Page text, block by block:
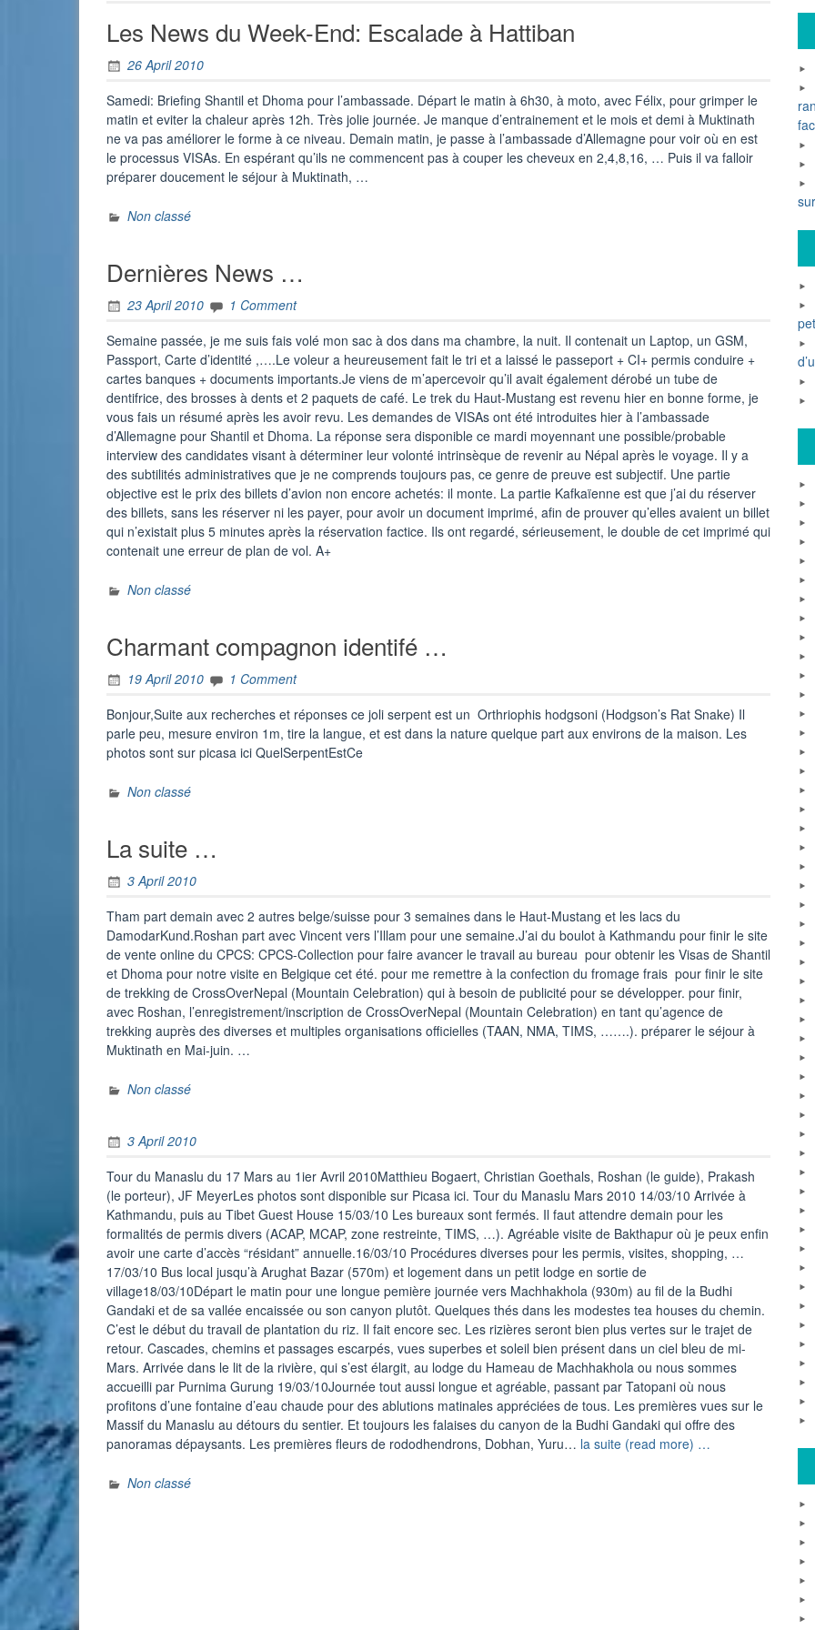
Les News du Week-End: Escalade à Hattiban
26 April 2010
Samedi: Briefing Shantil et Dhoma pour l’ambassade. Départ le matin à 6h30, à moto, avec Félix, pour grimper le
matin et eviter la chaleur après 12h. Très jolie journée. Je manque d’entrainement et le mois et demi à Muktinath
ne va pas améliorer le forme à ce niveau. Demain matin, je passe à l’ambassade d’Allemagne pour voir où en est
le processus VISAs. En espérant qu’ils ne commencent pas à couper les cheveux en 2,4,8,16, … Puis il va falloir
préparer doucement le séjour à Muktinath, …
Non classé
Dernières News …
23 April 2010
1 Comment
Semaine passée, je me suis fais volé mon sac à dos dans ma chambre, la nuit. Il contenait un Laptop, un GSM,
Passport, Carte d’identité ,….Le voleur a heureusement fait le tri et a laissé le passeport + CI+ permis conduire +
cartes banques + documents importants.Je viens de m’apercevoir qu’il avait également dérobé un tube de
dentifrice, des brosses à dents et 2 paquets de café. Le trek du Haut-Mustang est revenu hier en bonne forme, je
vous fais un résumé après les avoir revu. Les demandes de VISAs ont été introduites hier à l’ambassade
d’Allemagne pour Shantil et Dhoma. La réponse sera disponible ce mardi moyennant une possible/probable
interview des candidates visant à déterminer leur volonté intrinsèque de revenir au Népal après le voyage. Il y a
des subtilités administratives que je ne comprends toujours pas, ce genre de preuve est subjectif. Une partie
objective est le prix des billets d’avion non encore achetés: il monte. La partie Kafkaïenne est que j’ai du réserver
des billets, sans les réserver ni les payer, pour avoir un document imprimé, afin de prouver qu’elles avaient un billet
qui n’existait plus 5 minutes après la réservation factice. Ils ont regardé, sérieusement, le double de cet imprimé qui
contenait une erreur de plan de vol. A+
Non classé
Charmant compagnon identifé …
19 April 2010
1 Comment
Bonjour,Suite aux recherches et réponses ce joli serpent est un Orthriophis hodgsoni (Hodgson’s Rat Snake) Il
parle peu, mesure environ 1m, tire la langue, et est dans la nature quelque part aux environs de la maison. Les
photos sont sur picasa ici QuelSerpentEstCe
Non classé
La suite …
3 April 2010
Tham part demain avec 2 autres belge/suisse pour 3 semaines dans le Haut-Mustang et les lacs du
DamodarKund.Roshan part avec Vincent vers l’Illam pour une semaine.J’ai du boulot à Kathmandu pour finir le site
de vente online du CPCS: CPCS-Collection pour faire avancer le travail au bureau pour obtenir les Visas de Shantil
et Dhoma pour notre visite en Belgique cet été. pour me remettre à la confection du fromage frais pour finir le site
de trekking de CrossOverNepal (Mountain Celebration) qui à besoin de publicité pour se développer. pour finir,
avec Roshan, l’enregistrement/inscription de CrossOverNepal (Mountain Celebration) en tant qu’agence de
trekking auprès des diverses et multiples organisations officielles (TAAN, NMA, TIMS, …….). préparer le séjour à
Muktinath en Mai-juin. …
Non classé
3 April 2010
Tour du Manaslu du 17 Mars au 1ier Avril 2010Matthieu Bogaert, Christian Goethals, Roshan (le guide), Prakash
(le porteur), JF MeyerLes photos sont disponible sur Picasa ici. Tour du Manaslu Mars 2010 14/03/10 Arrivée à
Kathmandu, puis au Tibet Guest House 15/03/10 Les bureaux sont fermés. Il faut attendre demain pour les
formalités de permis divers (ACAP, MCAP, zone restreinte, TIMS, …). Agréable visite de Bakthapur où je peux enfin
avoir une carte d’accès “résidant” annuelle.16/03/10 Procédures diverses pour les permis, visites, shopping, …
17/03/10 Bus local jusqu’à Arughat Bazar (570m) et logement dans un petit lodge en sortie de
village18/03/10Départ le matin pour une longue pemière journée vers Machhakhola (930m) au fil de la Budhi
Gandaki et de sa vallée encaissée ou son canyon plutôt. Quelques thés dans les modestes tea houses du chemin.
C’est le début du travail de plantation du riz. Il fait encore sec. Les rizières seront bien plus vertes sur le trajet de
retour. Cascades, chemins et passages escarpés, vues superbes et soleil bien présent dans un ciel bleu de mi-
Mars. Arrivée dans le lit de la rivière, qui s’est élargit, au lodge du Hameau de Machhakhola ou nous sommes
accueilli par Purnima Gurung 19/03/10Journée tout aussi longue et agréable, passant par Tatopani où nous
profitons d’une fontaine d’eau chaude pour des ablutions matinales appréciées de tous. Les premières vues sur le
Massif du Manaslu au détours du sentier. Et toujours les falaises du canyon de la Budhi Gandaki qui offre des
panoramas dépaysants. Les premières fleurs de rododhendrons, Dobhan, Yuru… la suite (read more) …
Non classé